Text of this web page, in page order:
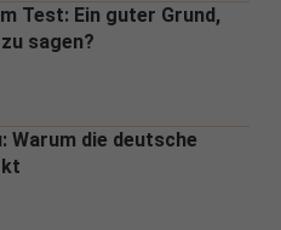
Test: Ein guter Grund,
sagen?
Warum die deutsche